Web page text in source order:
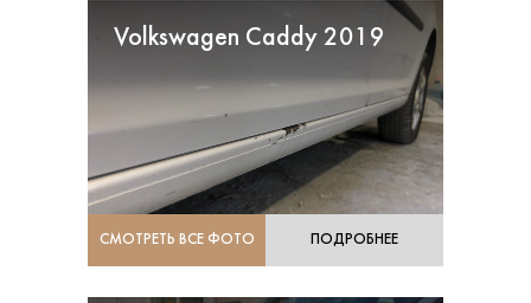
Volkswagen Caddy 2019
СМОТРЕТЬ ВСЕ ФОТО ПОДРОБНЕЕ